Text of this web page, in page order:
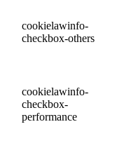
cookielawinfo-
checkbox-others
cookielawinfo-
checkbox-
performance